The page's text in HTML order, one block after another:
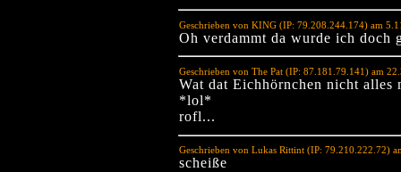
Geschrieben von KING (IP: 79.208.244.174) am
Oh verdammt da wurde ich doch
Geschrieben von The Pat (IP: 87.181.79.141) am
Wat dat Eichhörnchen nicht alles
*lol*
rofl...
Geschrieben von Lukas Rittint (IP: 79.210.222.72)
scheiße